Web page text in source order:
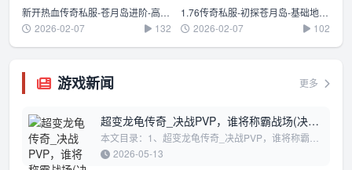
新开热血传奇私服-苍月岛进阶-高级BOSS打法与团队配合
2026-02-07
132
1.76传奇私服-初探苍月岛-基础地形与新手生存指南
2026-02-07
102
游戏新闻 更多
超变龙龟传奇_决战PVP，谁将称霸战场(决战
国界，超变龙龟传奇_策略与技巧全解析)
本文目录：1、超变龙龟传奇_决战PVP，谁将称霸战
场2、决战国界，超变龙龟传奇_策略与技巧全解析超
变龙龟传奇_决战PVP，谁将称霸战场在《...
2026-05-13